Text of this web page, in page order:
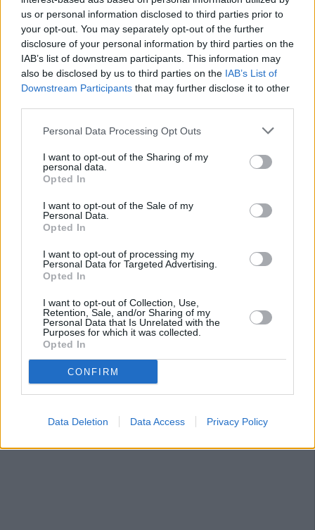
us or personal information disclosed to third parties prior to
your opt-out. You may separately opt-out of the further
disclosure of your personal information by third parties on the
IAB’s list of downstream participants. This information may
also be disclosed by us to third parties on the IAB’s List of
Downstream Participants that may further disclose it to other
Personal Data Processing Opt Outs
I want to opt-out of the Sharing of my
personal data.
Opted In
I want to opt-out of the Sale of my
Personal Data.
Opted In
I want to opt-out of processing my
Personal Data for Targeted Advertising.
Opted In
I want to opt-out of Collection, Use,
Retention, Sale, and/or Sharing of my
Personal Data that Is Unrelated with the
Purposes for which it was collected.
Opted In
CONFIRM
Data Deletion Data Access Privacy Policy
de dar a conocer aspectos algo menos conocidos de la
provincia, incluida ya en la Ruta Teresiana gracias a Beas.
Junto a esta interesante sala, el Centro de Interpretación
“La Villa Vieja de Beas, el siglo XVI y la Mística”, que
está ubicado en un edificio del siglo XIX, sobre el Castillo
de La Villa, cuenta con espacios dedicados a Santa Teresa
de Jesús y a San Juan de la Cruz, así como otras zonas
temáticas que acercan al visitante aspectos como el